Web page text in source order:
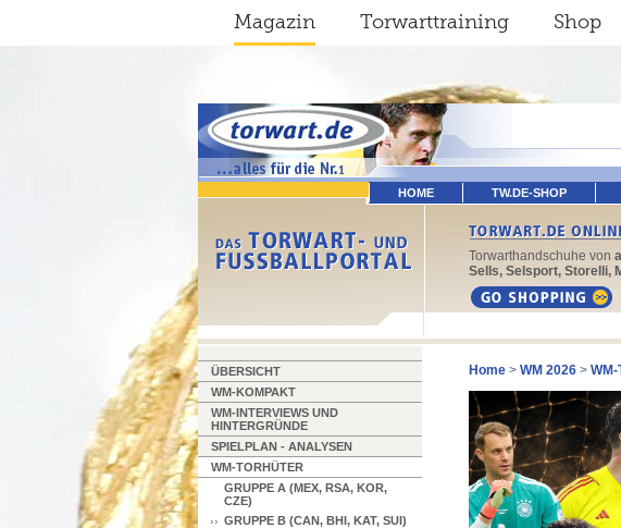
Magazin Torwarttraining Shop
HOME TW.DE-SHOP
Torwarthandschuhe von
Sells, Selsport, Storelli,
ÜBERSICHT
WM-KOMPAKT
WM-INTERVIEWS UND
HINTERGRÜNDE
SPIELPLAN - ANALYSEN
WM-TORHÜTER
GRUPPE A (MEX, RSA, KOR,
CZE)
GRUPPE B (CAN, BHI, KAT, SUI)
Home > WM 2026 >